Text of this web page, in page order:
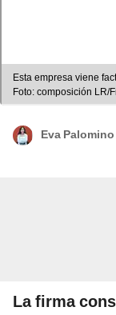
Esta empresa viene
Foto: composición LR/
Eva Palomino
La firma